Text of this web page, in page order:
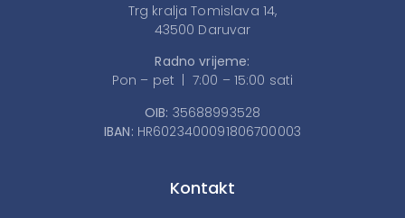
Trg kralja Tomislava 14,
43500 Daruvar
Radno vrijeme:
Pon – pet | 7:00 – 15:00 sati
OIB: 35688993528
IBAN: HR6023400091806700003
Kontakt